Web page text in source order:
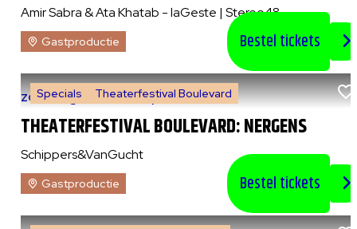
Amir Sabra & Ata Khatab - laGeste | Stereo48
Gastproductie Bestel tickets
THEATERFESTIVAL BOULEVARD: NERGENS
Specials Theaterfestival Boulevard
zo 9 augustus 2026|14:00 uur
Schippers&VanGucht
Gastproductie Bestel tickets